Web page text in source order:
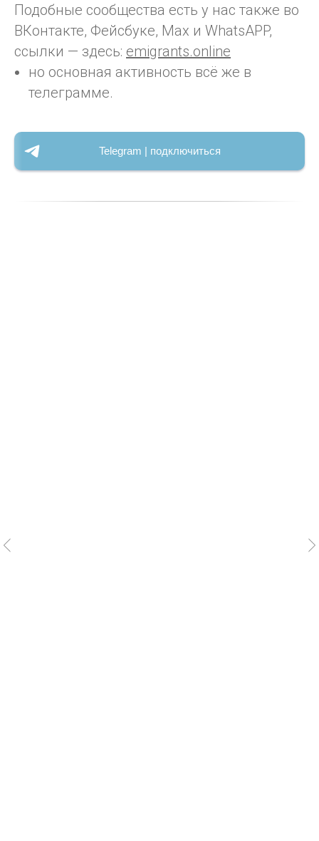
Подобные сообщества есть у нас также во
ВКонтакте, Фейсбуке, Max и WhatsAPP,
ссылки — здесь: emigrants.online
но основная активность всё же в
телеграмме.
Telegram | подключиться